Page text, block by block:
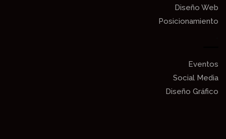
Diseño Web
Posicionamiento
Eventos
Social Media
Diseño Gráfico